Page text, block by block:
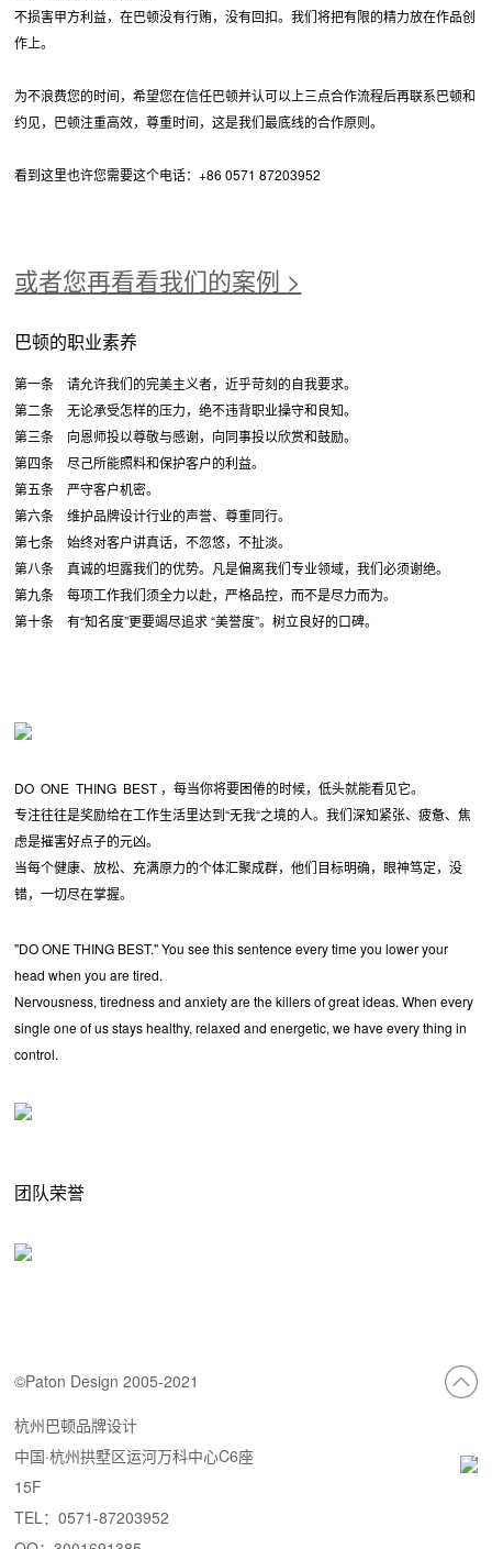
不损害甲方利益，在巴顿没有行贿，没有回扣。我们将把有限的精力放在作品创
作上。
为不浪费您的时间，希望您在信任巴顿并认可以上三点合作流程后再联系巴顿和
约见，巴顿注重高效，尊重时间，这是我们最底线的合作原则。
看到这里也许您需要这个电话：+86 0571 87203952
或者您再看看我们的案例 >
巴顿的职业素养
第一条 请允许我们的完美主义者，近乎苛刻的自我要求。
第二条 无论承受怎样的压力，绝不违背职业操守和良知。
第三条 向恩师投以尊敬与感谢，向同事投以欣赏和鼓励。
第四条 尽己所能照料和保护客户的利益。
第五条 严守客户机密。
第六条 维护品牌设计行业的声誉、尊重同行。
第七条 始终对客户讲真话，不忽悠，不扯淡。
第八条 真诚的坦露我们的优势。凡是偏离我们专业领域，我们必须谢绝。
第九条 每项工作我们须全力以赴，严格品控，而不是尽力而为。
第十条 有“知名度”更要竭尽追求 “美誉度”。树立良好的口碑。
DO ONE THING BEST ，每当你将要困倦的时候，低头就能看见它。
专注往往是奖励给在工作生活里达到“无我“之境的人。我们深知紧张、疲惫、焦
虑是摧害好点子的元凶。
当每个健康、放松、充满原力的个体汇聚成群，他们目标明确，眼神笃定，没
错，一切尽在掌握。
"DO ONE THING BEST." You see this sentence every time you lower your
head when you are tired.
Nervousness, tiredness and anxiety are the killers of great ideas. When every
single one of us stays healthy, relaxed and energetic, we have every thing in
control.
团队荣誉
©Paton Design 2005-2021
杭州巴顿品牌设计
中国·杭州拱墅区运河万科中心C6座
15F
TEL：0571-87203952